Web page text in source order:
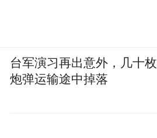
台军演习再出意外，几十枚
炮弹运输途中掉落